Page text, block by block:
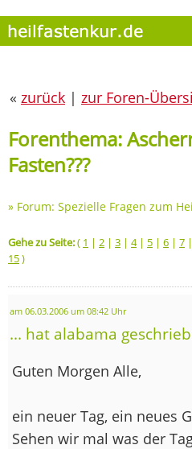
« zurück | zur Foren-
Forenthema:
Fasten???
» Forum: Spezielle Fragen zum
Gehe zu Seite:( 1 | 2 | 3 | 4| 5 | 6 | 7 |
15)
am 06.03.2006 um 08:42 Uhr
... hat alabama
Guten Morgen Alle,
ein neuer Tag, ein neues
Sehen wir mal was der